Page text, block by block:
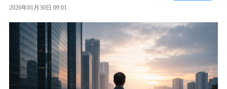
2026年01月30日 09:01